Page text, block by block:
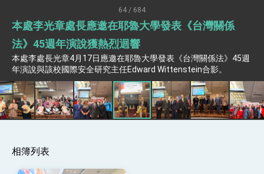
外交部長林佳龍午宴歡迎美國聯邦參議員蓋耶哥
訪問團
外交部長林佳龍接見美國智庫「德國馬歇爾基金
會」訪問團一行，深化跨大西洋戰略夥伴關係
臺美經貿談判獲階段性成果 卓揆期勉爭取時間完
成「臺美對等貿易協定」簽署
卓揆：臺美關稅談判階段性結果有助臺灣取得有
利戰略地位 全力支持「臺美對等貿易協定」簽署
外交部與數位發展部攜手合作，整合台灣雄厚數
位實力，達成固邦榮邦目標
「總合外交」與台歐美日關係深化
64 / 684
本處李光章處長應邀在耶魯大學發表《台灣關係
法》45週年演說獲熱烈迴響
本處李處長光章4月17日應邀在耶魯大學發表《台灣關係法》45週
年演說與該校國際安全研究主任Edward Wittenstein合影。
相簿列表